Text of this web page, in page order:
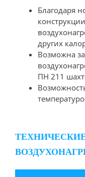
Благодаря
других
Возможна
ПН 211